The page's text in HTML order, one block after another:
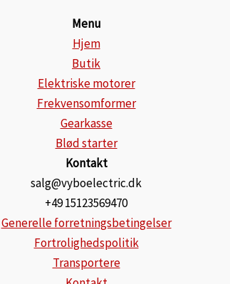
Menu
Hjem
Butik
Elektriske motorer
Frekvensomformer
Gearkasse
Blød starter
Kontakt
salg@vyboelectric.dk
+49 15123569470
Generelle forretningsbetingelser
Fortrolighedspolitik
Transportere